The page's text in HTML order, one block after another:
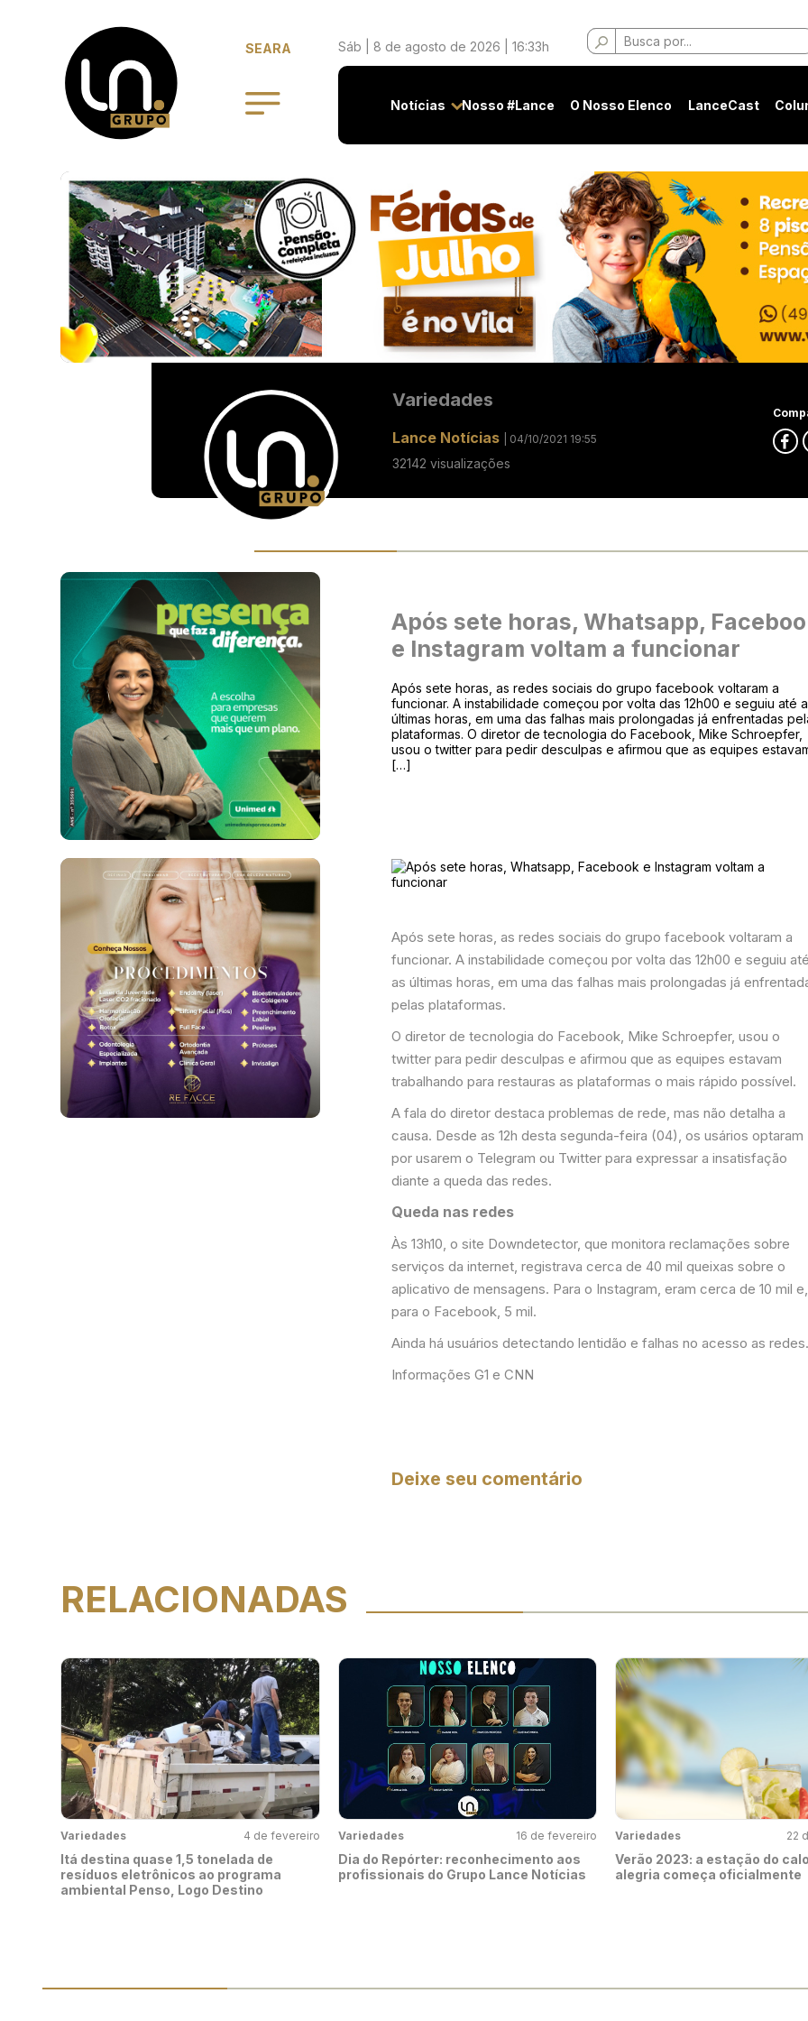
SEARA Sáb | 8 de agosto de 2026 | 16:33h
Buscar
por:
Notícias Nosso #Lance O Nosso Elenco LanceCast
Variedades
Lance Notícias | 04/10/2021 19:55
32142 visualizações
Após sete horas, Whatsapp,
e Instagram voltam a funcionar
Após sete horas, as redes sociais do grupo facebook voltaram a
funcionar. A instabilidade começou por volta das 12h00 e seguiu até
últimas horas, em uma das falhas mais prolongadas já enfrentadas
plataformas. O diretor de tecnologia do Facebook, Mike Schroepfer,
usou o twitter para pedir desculpas e afirmou que as equipes
[…]
Após sete horas, as redes sociais do grupo facebook voltaram a
funcionar. A instabilidade começou por volta das 12h00 e seguiu
as últimas horas, em uma das falhas mais prolongadas já
pelas plataformas.
O diretor de tecnologia do Facebook, Mike Schroepfer, usou o
twitter para pedir desculpas e afirmou que as equipes estavam
trabalhando para restauras as plataformas o mais rápido possível.
A fala do diretor destaca problemas de rede, mas não detalha a
causa. Desde as 12h desta segunda-feira (04), os usários optaram
por usarem o Telegram ou Twitter para expressar a insatisfação
diante a queda das redes.
Queda nas redes
Às 13h10, o site Downdetector, que monitora reclamações sobre
serviços da internet, registrava cerca de 40 mil queixas sobre o
aplicativo de mensagens. Para o Instagram, eram cerca de 10 mil e,
para o Facebook, 5 mil.
Ainda há usuários detectando lentidão e falhas no acesso as
Informações G1 e CNN
Deixe seu comentário
RELACIONADAS
Variedades 4 de fevereiro
Itá destina quase 1,5 tonelada de
resíduos eletrônicos ao programa
ambiental Penso, Logo Destino
Variedades 16 de fevereiro
Dia do Repórter: reconhecimento aos
profissionais do Grupo Lance Notícias
Variedades 22
Verão 2023: a estação do
alegria começa oficialmente